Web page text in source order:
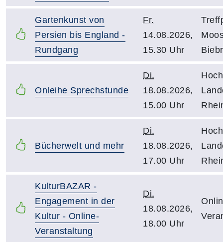
Gartenkunst von
Persien bis England -
Rundgang
Fr.
14.08.2026,
15.30 Uhr
Onleihe Sprechstunde
Di.
18.08.2026,
15.00 Uhr
Bücherwelt und mehr
Di.
18.08.2026,
17.00 Uhr
KulturBAZAR -
Engagement in der
Kultur - Online-
Veranstaltung
Di.
18.08.2026,
18.00 Uhr